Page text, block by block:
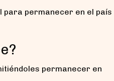
permanecer en el país
permanecer en